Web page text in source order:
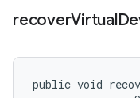
recoverVirtual
public void